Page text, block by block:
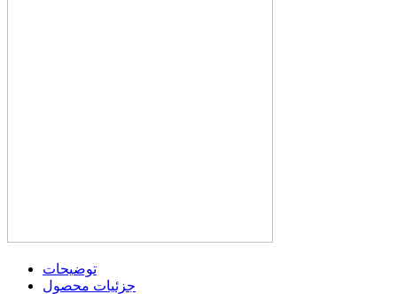
توضیحات
جزئیات محصول